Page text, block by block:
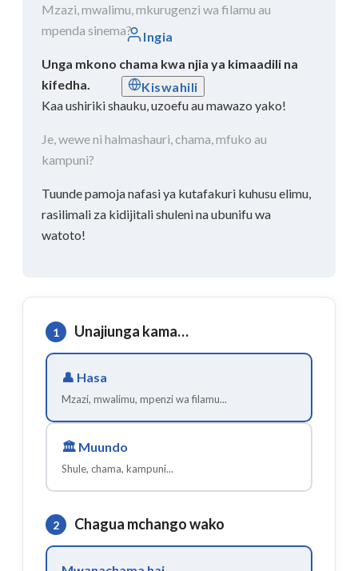
Ingia
Kiswahili
Mzazi, mwalimu, mkurugenzi wa filamu au
mpenda sinema?
Unga mkono chama kwa njia ya kimaadili na
kifedha.
Kaa ushiriki shauku, uzoefu au mawazo yako!
Je, wewe ni halmashauri, chama, mfuko au
kampuni?
Tuunde pamoja nafasi ya kutafakuri kuhusu elimu,
rasilimali za kidijitali shuleni na ubunifu wa
watoto!
1 Unajiunga kama…
👤 Hasa
Mzazi, mwalimu, mpenzi wa filamu...
🏛️ Muundo
Shule, chama, kampuni...
2 Chagua mchango wako